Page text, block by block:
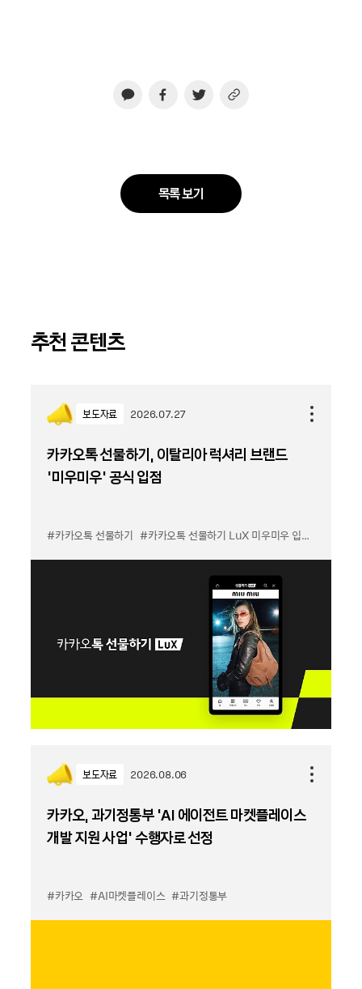
목록 보기
추천 콘텐츠
보도자료 2026.07.27
카카오톡 선물하기, 이탈리아 럭셔리 브랜드
'미우미우' 공식 입점
#카카오톡 선물하기 #카카오톡 선물하기 LuX 미우미우 입점
보도자료 2026.08.06
카카오, 과기정통부 ‘AI 에이전트 마켓플레이스
개발 지원 사업’ 수행자로 선정
#카카오 #AI마켓플레이스 #과기정통부